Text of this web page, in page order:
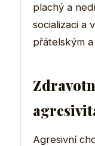
plachý a
socializaci a
přátelským
Agresivní